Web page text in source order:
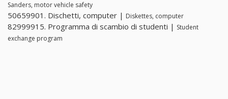
Sanders, motor vehicle safety
50659901. Dischetti, computer | Diskettes, computer
82999915. Programma di scambio di studenti | Student
exchange program